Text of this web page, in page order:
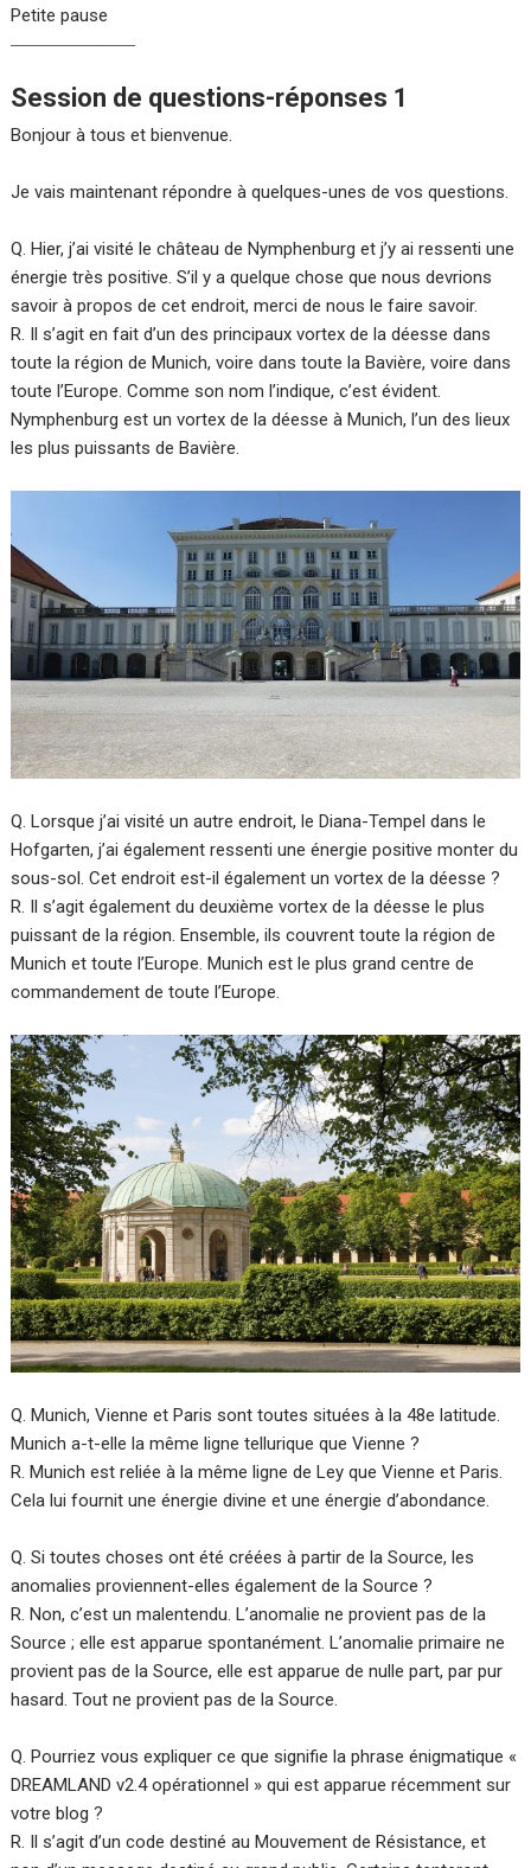
Petite pause
―――――――
Session de questions-réponses 1
Bonjour à tous et bienvenue.
Je vais maintenant répondre à quelques-unes de vos questions.
Q. Hier, j’ai visité le château de Nymphenburg et j’y ai ressenti une
énergie très positive. S’il y a quelque chose que nous devrions
savoir à propos de cet endroit, merci de nous le faire savoir.
R. Il s’agit en fait d’un des principaux vortex de la déesse dans
toute la région de Munich, voire dans toute la Bavière, voire dans
toute l’Europe. Comme son nom l’indique, c’est évident.
Nymphenburg est un vortex de la déesse à Munich, l’un des lieux
les plus puissants de Bavière.
Q. Lorsque j’ai visité un autre endroit, le Diana-Tempel dans le
Hofgarten, j’ai également ressenti une énergie positive monter du
sous-sol. Cet endroit est-il également un vortex de la déesse ?
R. Il s’agit également du deuxième vortex de la déesse le plus
puissant de la région. Ensemble, ils couvrent toute la région de
Munich et toute l’Europe. Munich est le plus grand centre de
commandement de toute l’Europe.
Q. Munich, Vienne et Paris sont toutes situées à la 48e latitude.
Munich a-t-elle la même ligne tellurique que Vienne ?
R. Munich est reliée à la même ligne de Ley que Vienne et Paris.
Cela lui fournit une énergie divine et une énergie d’abondance.
Q. Si toutes choses ont été créées à partir de la Source, les
anomalies proviennent-elles également de la Source ?
R. Non, c’est un malentendu. L’anomalie ne provient pas de la
Source ; elle est apparue spontanément. L’anomalie primaire ne
provient pas de la Source, elle est apparue de nulle part, par pur
hasard. Tout ne provient pas de la Source.
Q. Pourriez vous expliquer ce que signifie la phrase énigmatique «
DREAMLAND v2.4 opérationnel » qui est apparue récemment sur
votre blog ?
R. Il s’agit d’un code destiné au Mouvement de Résistance, et